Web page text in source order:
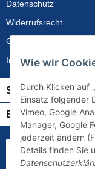
Datenschutz
Widerrufsrecht
Gewährleistung
Impressum
Service
Bezahlung &
Wie wir
Durch Klicken auf
Einsatz folgender
Vimeo, Google
Manager, Google
jederzeit ändern
Details finden Sie